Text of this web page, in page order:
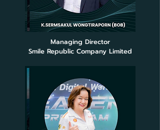
Managing Director
Smile Republic Company Limited